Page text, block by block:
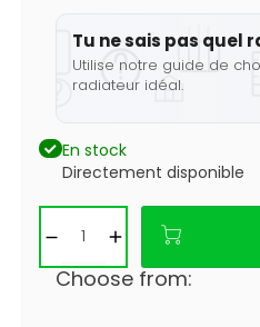
Tu ne sais pas quel
Utilise notre guide de
radiateur idéal.
En stock
Directement disponible
Choose from: